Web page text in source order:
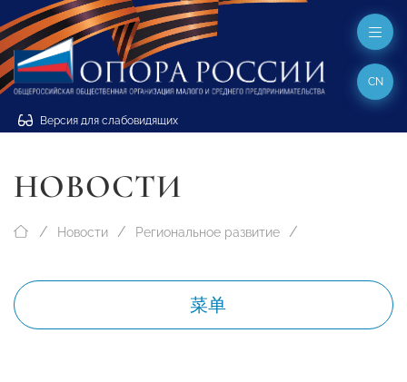
Версия для слабовидящих
CN
НОВОСТИ
Новости Региональное развитие
菜单